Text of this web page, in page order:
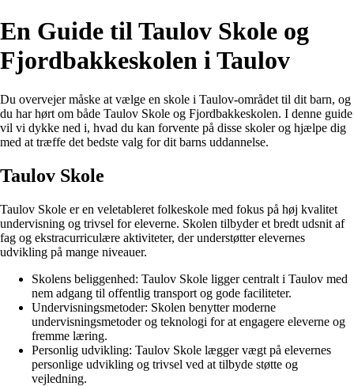
En Guide til Taulov Skole og
Fjordbakkeskolen i Taulov
Du overvejer måske at vælge en skole i Taulov-området til dit barn, og
du har hørt om både Taulov Skole og Fjordbakkeskolen. I denne guide
vil vi dykke ned i, hvad du kan forvente på disse skoler og hjælpe dig
med at træffe det bedste valg for dit barns uddannelse.
Taulov Skole
Taulov Skole er en veletableret folkeskole med fokus på høj kvalitet
undervisning og trivsel for eleverne. Skolen tilbyder et bredt udsnit af
fag og ekstracurriculære aktiviteter, der understøtter elevernes
udvikling på mange niveauer.
Skolens beliggenhed: Taulov Skole ligger centralt i Taulov med
nem adgang til offentlig transport og gode faciliteter.
Undervisningsmetoder: Skolen benytter moderne
undervisningsmetoder og teknologi for at engagere eleverne og
fremme læring.
Personlig udvikling: Taulov Skole lægger vægt på elevernes
personlige udvikling og trivsel ved at tilbyde støtte og
vejledning.